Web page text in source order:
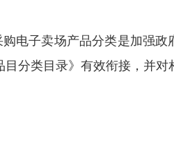
电子卖场产品分类是加强
目分类目录》有效衔接，并